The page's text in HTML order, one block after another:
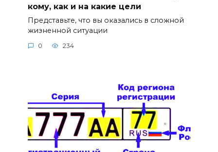
кому, как и на какие цели
Представьте, что вы оказались в сложной
жизненной ситуации
0 234